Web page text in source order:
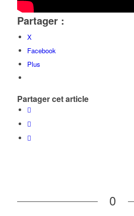
Partager :
X
Facebook
Plus
Partager cet article
0